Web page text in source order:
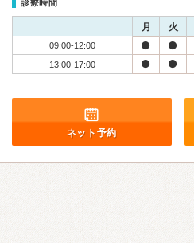
診療時間
月 火
09:00-12:00
13:00-17:00
ネット予約